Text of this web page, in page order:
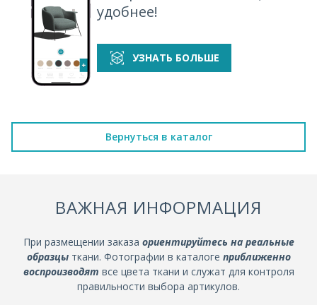
удобнее!
УЗНАТЬ БОЛЬШЕ
Вернуться в каталог
ВАЖНАЯ ИНФОРМАЦИЯ
При размещении заказа ориентируйтесь на реальные
образцыткани. Фотографии в каталоге приближенно
воспроизводят все цвета ткани и служат для контроля
правильности выбора артикулов.